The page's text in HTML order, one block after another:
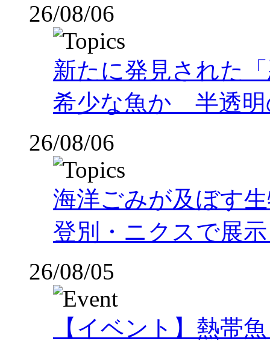
26/08/06
新たに発見された
希少な魚か 半透明
26/08/06
海洋ごみが及ぼす
登別・ニクスで展
26/08/05
【イベント】熱帯